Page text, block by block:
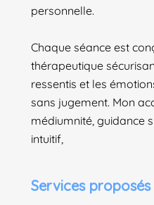
personnelle.
Chaque séance est
thérapeutique
ressentis et les
sans jugement. Mon
médiumnité, guidance
intuitif,
Services proposés